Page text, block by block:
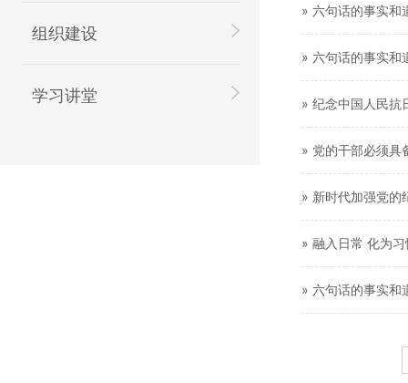
组织建设
学习讲堂
» 六句话的事实和
» 六句话的事实和
» 纪念中国人民抗
» 党的干部必须具
» 新时代加强党的
» 融入日常 化为
» 六句话的事实和